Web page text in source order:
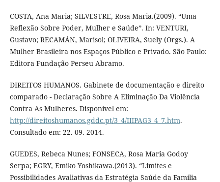
COSTA, Ana Maria; SILVESTRE, Rosa Maria.(2009). “Uma
Reflexão Sobre Poder, Mulher e Saúde”. In: VENTURI,
Gustavo; RECAMÁN, Marisol; OLIVEIRA, Suely (Orgs.). A
Mulher Brasileira nos Espaços Público e Privado. São Paulo:
Editora Fundação Perseu Abramo.
DIREITOS HUMANOS. Gabinete de documentação e direito
comparado - Declaração Sobre A Eliminação Da Violência
Contra As Mulheres. Disponível em:
http://direitoshumanos.gddc.pt/3_4/IIIPAG3_4_7.htm.
Consultado em: 22. 09. 2014.
GUEDES, Rebeca Nunes; FONSECA, Rosa Maria Godoy
Serpa; EGRY, Emiko Yoshikawa.(2013). “Limites e
Possibilidades Avaliativas da Estratégia Saúde da Família